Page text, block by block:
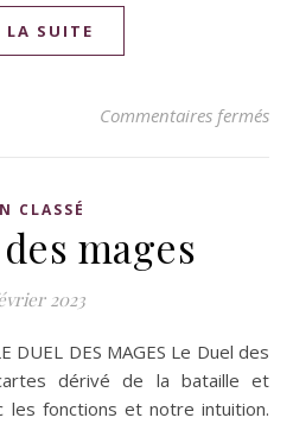
LA SUITE
Commentaires fermés
CLASSÉ
mages
2023
dérivé de la bataille et
fonctions et notre intuition.